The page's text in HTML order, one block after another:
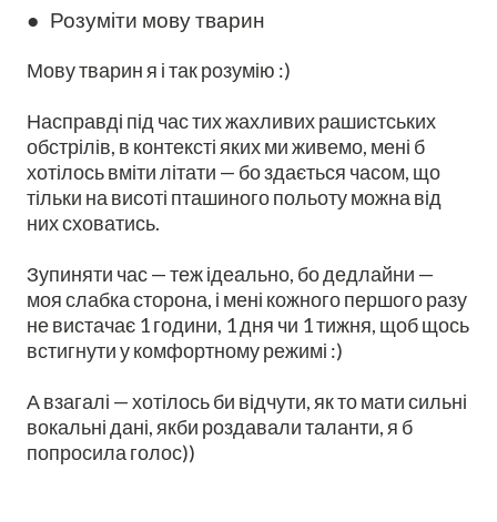
● Розуміти мову тварин
Мову тварин я і так розумію :)
Насправді під час тих жахливих рашистських
обстрілів, в контексті яких ми живемо, мені б
хотілось вміти літати — бо здається часом, що
тільки на висоті пташиного польоту можна від
них сховатись.
Зупиняти час — теж ідеально, бо дедлайни —
моя слабка сторона, і мені кожного першого разу
не вистачає 1 години, 1 дня чи 1 тижня, щоб щось
встигнути у комфортному режимі :)
А взагалі — хотілось би відчути, як то мати сильні
вокальні дані, якби роздавали таланти, я б
попросила голос))